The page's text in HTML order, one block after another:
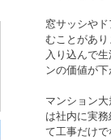
窓サッシや
むことがあ
入り込んで
ンの価値が
マンション
は社内に実
て工事だけ